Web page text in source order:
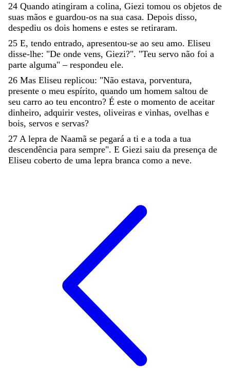
24 Quando atingiram a colina, Giezi tomou os objetos de
suas mãos e guardou-os na sua casa. Depois disso,
despediu os dois homens e estes se retiraram.
25 E, tendo entrado, apresentou-se ao seu amo. Eliseu
disse-lhe: "De onde vens, Giezi?". "Teu servo não foi a
parte alguma"– respondeu ele.
26 Mas Eliseu replicou: "Não estava, porventura,
presente o meu espírito, quando um homem saltou de
seu carro ao teu encontro? É este o momento de aceitar
dinheiro, adquirir vestes, oliveiras e vinhas, ovelhas e
bois, servos e servas?
27 A lepra de Naamã se pegará a ti e a toda a tua
descendência para sempre". E Giezi saiu da presença de
Eliseu coberto de uma lepra branca como a neve.